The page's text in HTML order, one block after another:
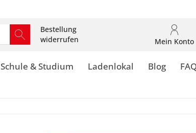
Bestellung
widerrufen
Mein Konto
Schule & Studium Ladenlokal Blog